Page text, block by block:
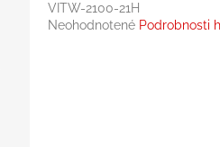
VITW-2100-21H
Priemerné
Neohodnotené Podrobnosti